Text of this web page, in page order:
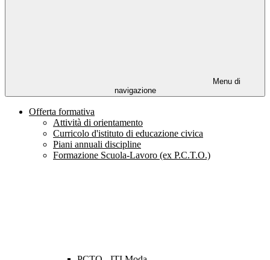
Menu di
navigazione
Offerta formativa
Attività di orientamento
Curricolo d'istituto di educazione civica
Piani annuali discipline
Formazione Scuola-Lavoro (ex P.C.T.O.)